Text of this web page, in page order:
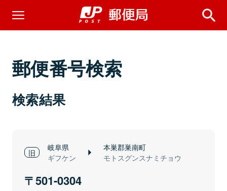
郵便番号検索
検索結果
岐阜県
ギフケン
本巣郡巣南町
モトスグンスナミチョウ
501-0304